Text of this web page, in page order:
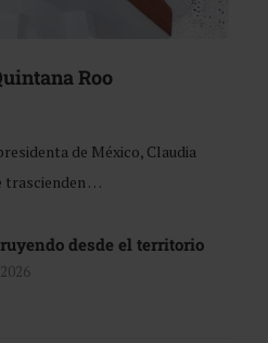
Roo
de México, Claudia
trascienden …
desde el territorio